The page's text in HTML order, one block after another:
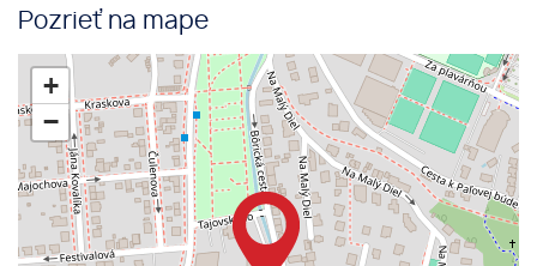
Pozrieť na mape
+
−